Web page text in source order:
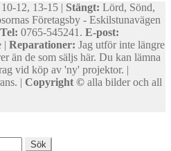
12, 13-15 | Stängt: Lörd, Sönd,
Företagsby - Eskilstunavägen
Tel: 0765-545241. E-post:
| Reparationer: Jag utför inte längre
än de som säljs här. Du kan lämna
vid köp av 'ny' projektor. |
| Copyright © alla bilder och all
Sök